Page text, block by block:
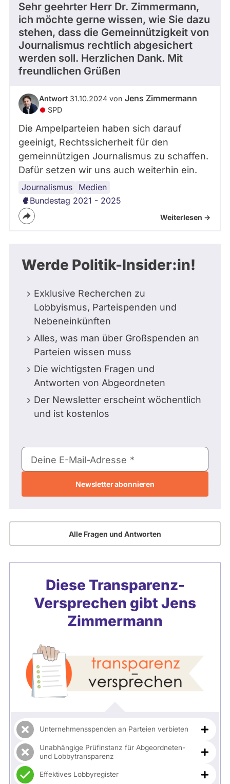
Sehr geehrter Herr Dr. Zimmermann,
ich möchte gerne wissen, wie Sie dazu
stehen, dass die Gemeinnützigkeit von
Journalismus rechtlich abgesichert
werden soll. Herzlichen Dank. Mit
freundlichen Grüßen
Antwort 31.10.2024 von Jens Zimmermann
SPD
Die Ampelparteien haben sich darauf
geeinigt, Rechtssicherheit für den
gemeinnützigen Journalismus zu schaffen.
Dafür setzen wir uns auch weiterhin ein.
Journalismus
Medien
Bundestag 2021 - 2025
Weiterlesen ->
Werde Politik-Insider:in!
Exklusive Recherchen zu
Lobbyismus, Parteispenden und
Nebeneinkünften
Alles, was man über Großspenden an
Parteien wissen muss
Die wichtigsten Fragen und
Antworten von Abgeordneten
Der Newsletter erscheint wöchentlich
und ist kostenlos
E-
Mail-
Deine E-Mail-Adresse
Alle Fragen und Antworten
Diese Transparenz-
Versprechen gibtJens
Zimmermann
Unternehmensspenden an Parteien verbieten
Unabhängige Prüfinstanz für Abgeordneten-
und Lobbytransparenz
Effektives Lobbyregister